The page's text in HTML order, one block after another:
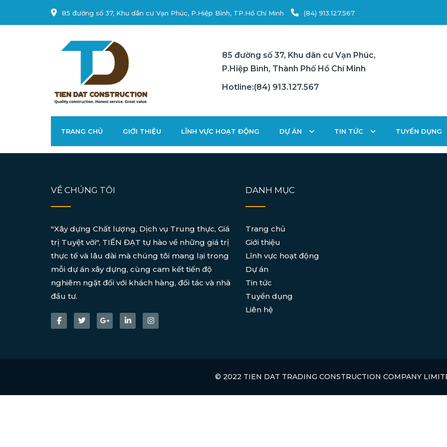
85 đường số 37, Khu dân cư Vạn Phúc, P.Hiệp Bình, TP.Hồ Chí Minh (84) 913.127.567
85 đường số 37, Khu dân cư Vạn Phúc,
P.Hiệp Bình, Thành Phố Hồ Chí Minh
Hotline:(84) 913.127.567
TRANG CHỦ GIỚI THIỆU LĨNH VỰC HOẠT ĐỘNG DỰ ÁN TIN TỨC TUYỂN DỤNG
VỀ CHÚNG TÔI
"Xây dựng Chất lượng, Dịch vụ Trung thực, Giá
trị Tuyệt vời", TIẾN ĐẠT tự hào về những giá trị
thực tế và lâu dài mà chúng tôi mang lại trong
mỗi dự án xây dựng, cùng cam kết tiến độ
nghiêm ngặt đối với khách hàng, đối tác và nhà
đầu tư.
DANH MỤC
Trang chủ
Giới thiệu
Lĩnh vực hoạt động
Dự án
Tin tức
Tuyển dụng
Liên hệ
© 2022 TIEN DAT TRADING CONSTRUCTION COMPANY